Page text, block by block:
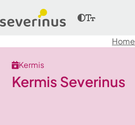
Home
Kermis
Kermis Severinus